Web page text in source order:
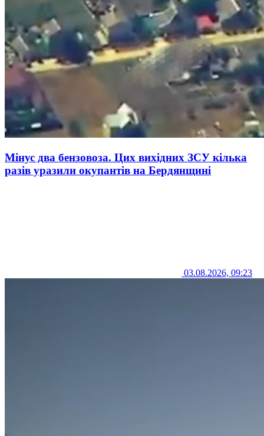
Мінус два бензовоза. Цих вихідних ЗСУ кілька
разів уразили окупантів на Бердянщині
03.08.2026, 09:23